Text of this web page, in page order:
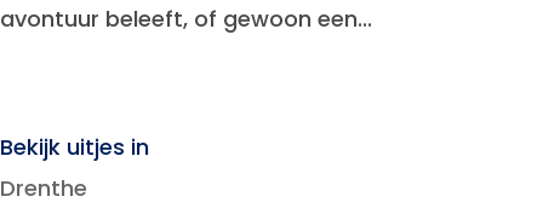
avontuur beleeft, of gewoon een...
Bekijk uitjes in
Drenthe